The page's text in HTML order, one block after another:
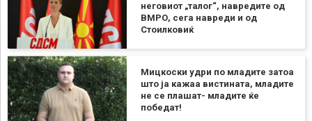
неговиот „талог“, навредите од
ВМРО, сега навреди и од
Стоилковиќ
Мицкоски удри по младите затоа
што ја кажаа вистината, младите
не се плашат- младите ќе
победат!